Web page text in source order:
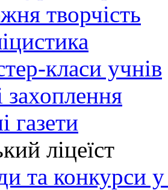
творчість
класи учнів
газети
ліцеїст
та конкурси у